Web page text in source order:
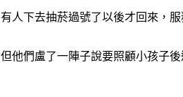
有人下去抽菸過號了以後才回來，
但他們盧了一陣子說要照顧小孩子